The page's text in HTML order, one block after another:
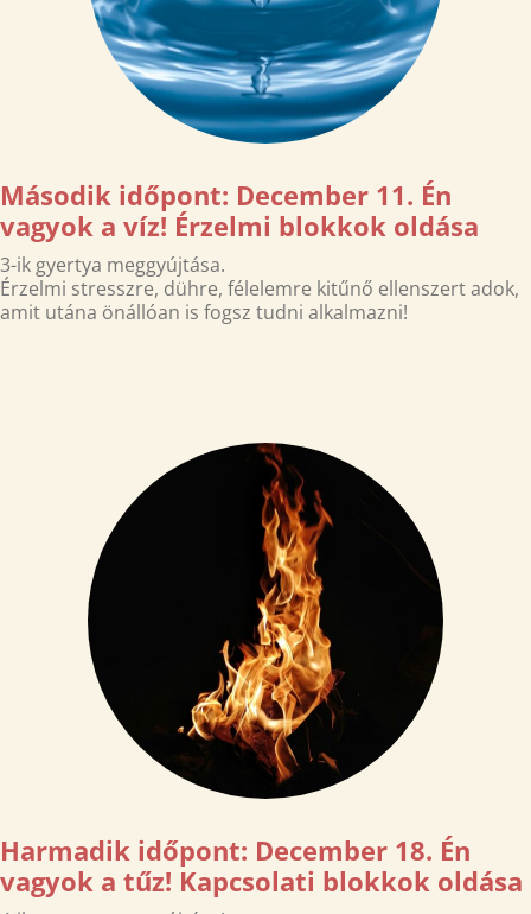
Második időpont: December 11. Én
vagyok a víz! Érzelmi blokkok oldása
3-ik gyertya meggyújtása.
Érzelmi stresszre, dühre, félelemre kitűnő ellenszert adok,
amit utána önállóan is fogsz tudni alkalmazni!
Harmadik időpont: December 18. Én
vagyok a tűz! Kapcsolati blokkok oldása